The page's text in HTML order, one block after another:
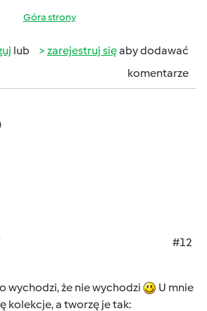
Góra strony
lub zarejestruj sięaby dodawać
komentarze
#12
wychodzi, że nie wychodzi
U mnie
kolekcje, a tworzę je tak: